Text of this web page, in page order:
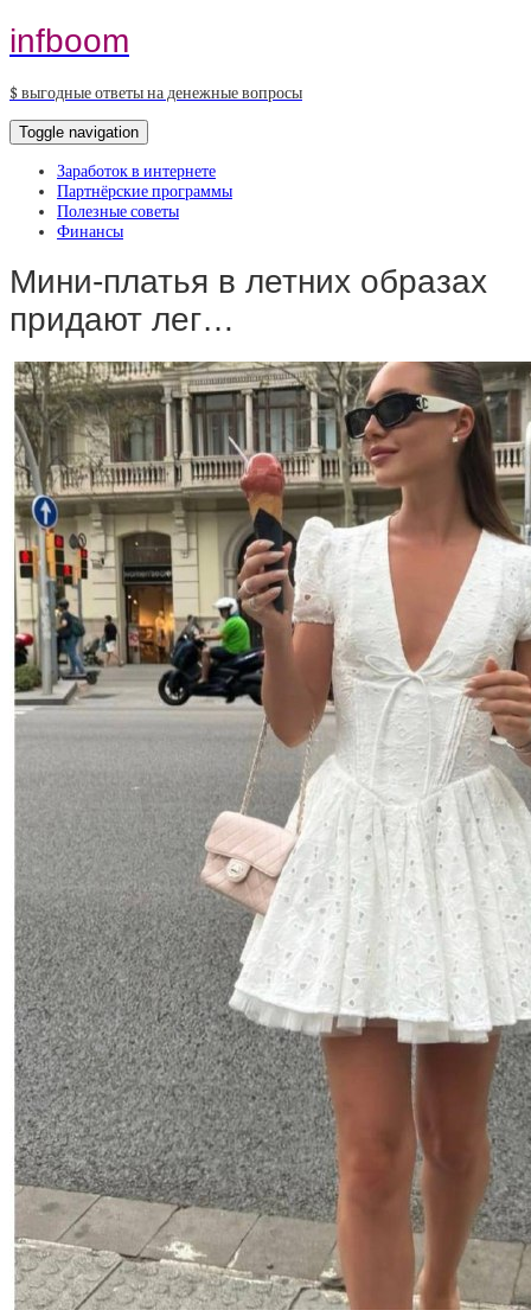
infboom
$ выгодные ответы на денежные вопросы
Toggle navigation
Заработок в интернете
Партнёрские программы
Полезные советы
Финансы
Мини-платья в летних образах
придают лег…